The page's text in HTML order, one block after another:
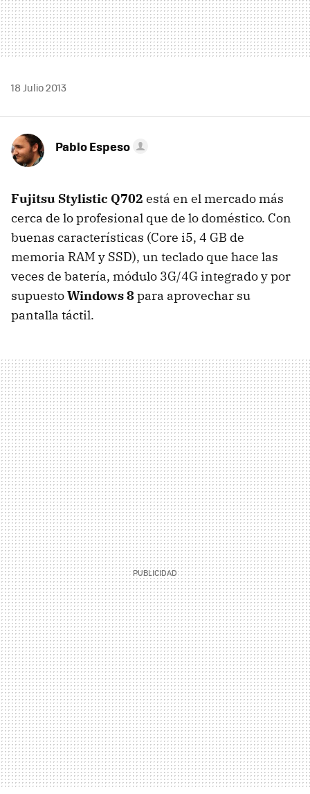
18 Julio 2013
Pablo Espeso
Fujitsu Stylistic Q702 está en el mercado más
cerca de lo profesional que de lo doméstico. Con
buenas características (Core i5, 4 GB de
memoria RAM y SSD), un teclado que hace las
veces de batería, módulo 3G/4G integrado y por
supuestoWindows 8para aprovechar su
pantalla táctil.